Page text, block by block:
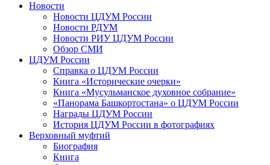
Новости
Новости ЦДУМ России
Новости РДУМ
Новости РИУ ЦДУМ России
Обзор СМИ
ЦДУМ России
Справка о ЦДУМ России
Книга «Исторические очерки»
Книга «Мусульманское духовное собрание»
«Панорама Башкортостана» о ЦДУМ России
Награды ЦДУМ России
История ЦДУМ России в фотографиях
Верховный муфтий
Биография
Книга